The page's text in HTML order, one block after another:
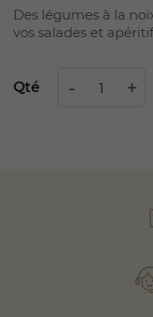
Des légumes à la
vos salades et
Qté